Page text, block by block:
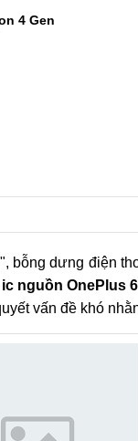
ic nguồn OnePlus